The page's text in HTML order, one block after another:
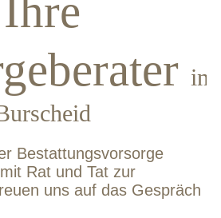
Ihre
in
Bestattungsvorsorge
Rat und Tat zur
uns auf das Gespräch